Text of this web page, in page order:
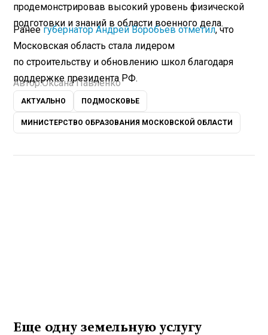
продемонстрировав высокий уровень физической
подготовки и знаний в области военного дела.
Ранеегубернатор Андрей Воробьев отметил, что
Московская область стала лидером
по строительству и обновлению школ благодаря
поддержке президента РФ.
Автор:Оксана Павленко
АКТУАЛЬНО ПОДМОСКОВЬЕ
МИНИСТЕРСТВО ОБРАЗОВАНИЯ МОСКОВСКОЙ ОБЛАСТИ
Еще одну земельную услугу